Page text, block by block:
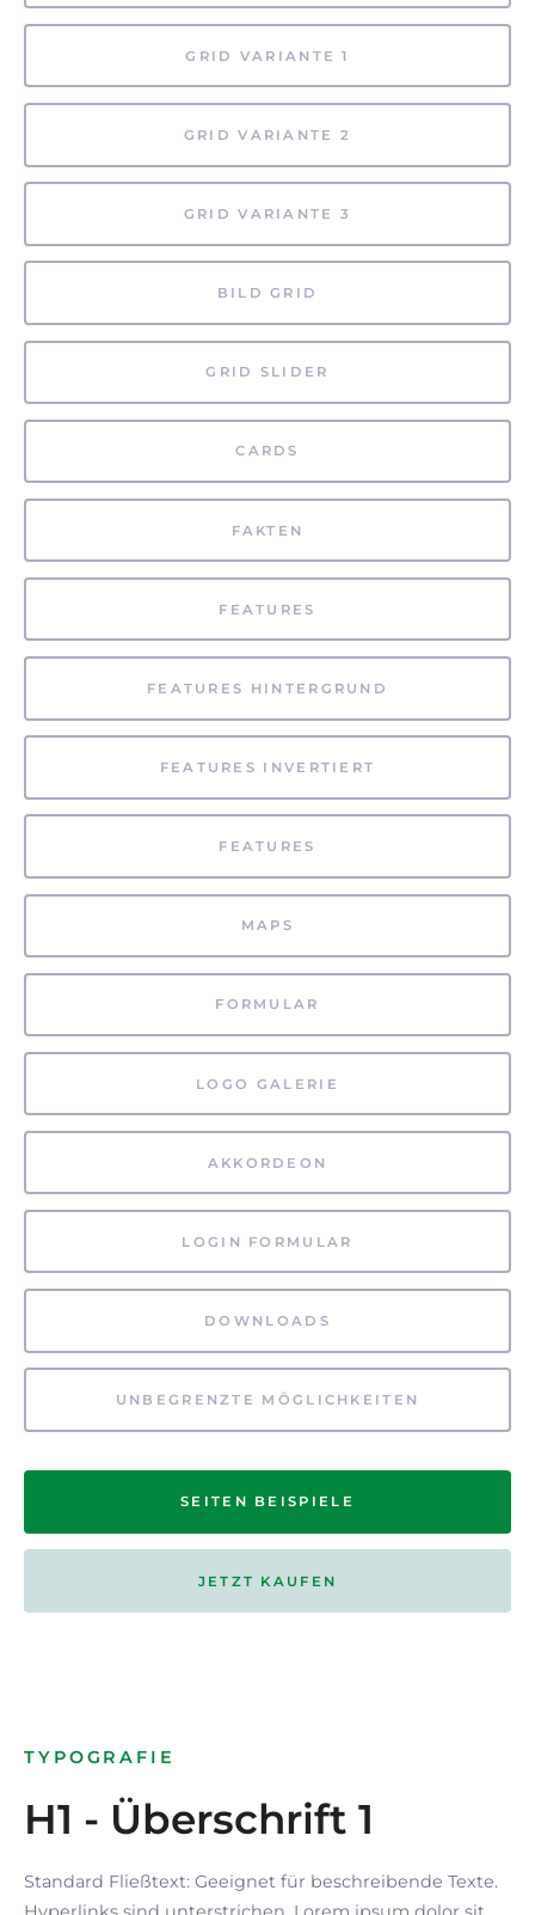
GRID VARIANTE 1
GRID VARIANTE 2
GRID VARIANTE 3
BILD GRID
GRID SLIDER
CARDS
FAKTEN
FEATURES
FEATURES HINTERGRUND
FEATURES INVERTIERT
FEATURES
MAPS
FORMULAR
LOGO GALERIE
AKKORDEON
LOGIN FORMULAR
DOWNLOADS
UNBEGRENZTE MÖGLICHKEITEN
SEITEN BEISPIELE
JETZT KAUFEN
TYPOGRAFIE
H1 - Überschrift 1
Standard Fließtext: Geeignet für beschreibende Texte.